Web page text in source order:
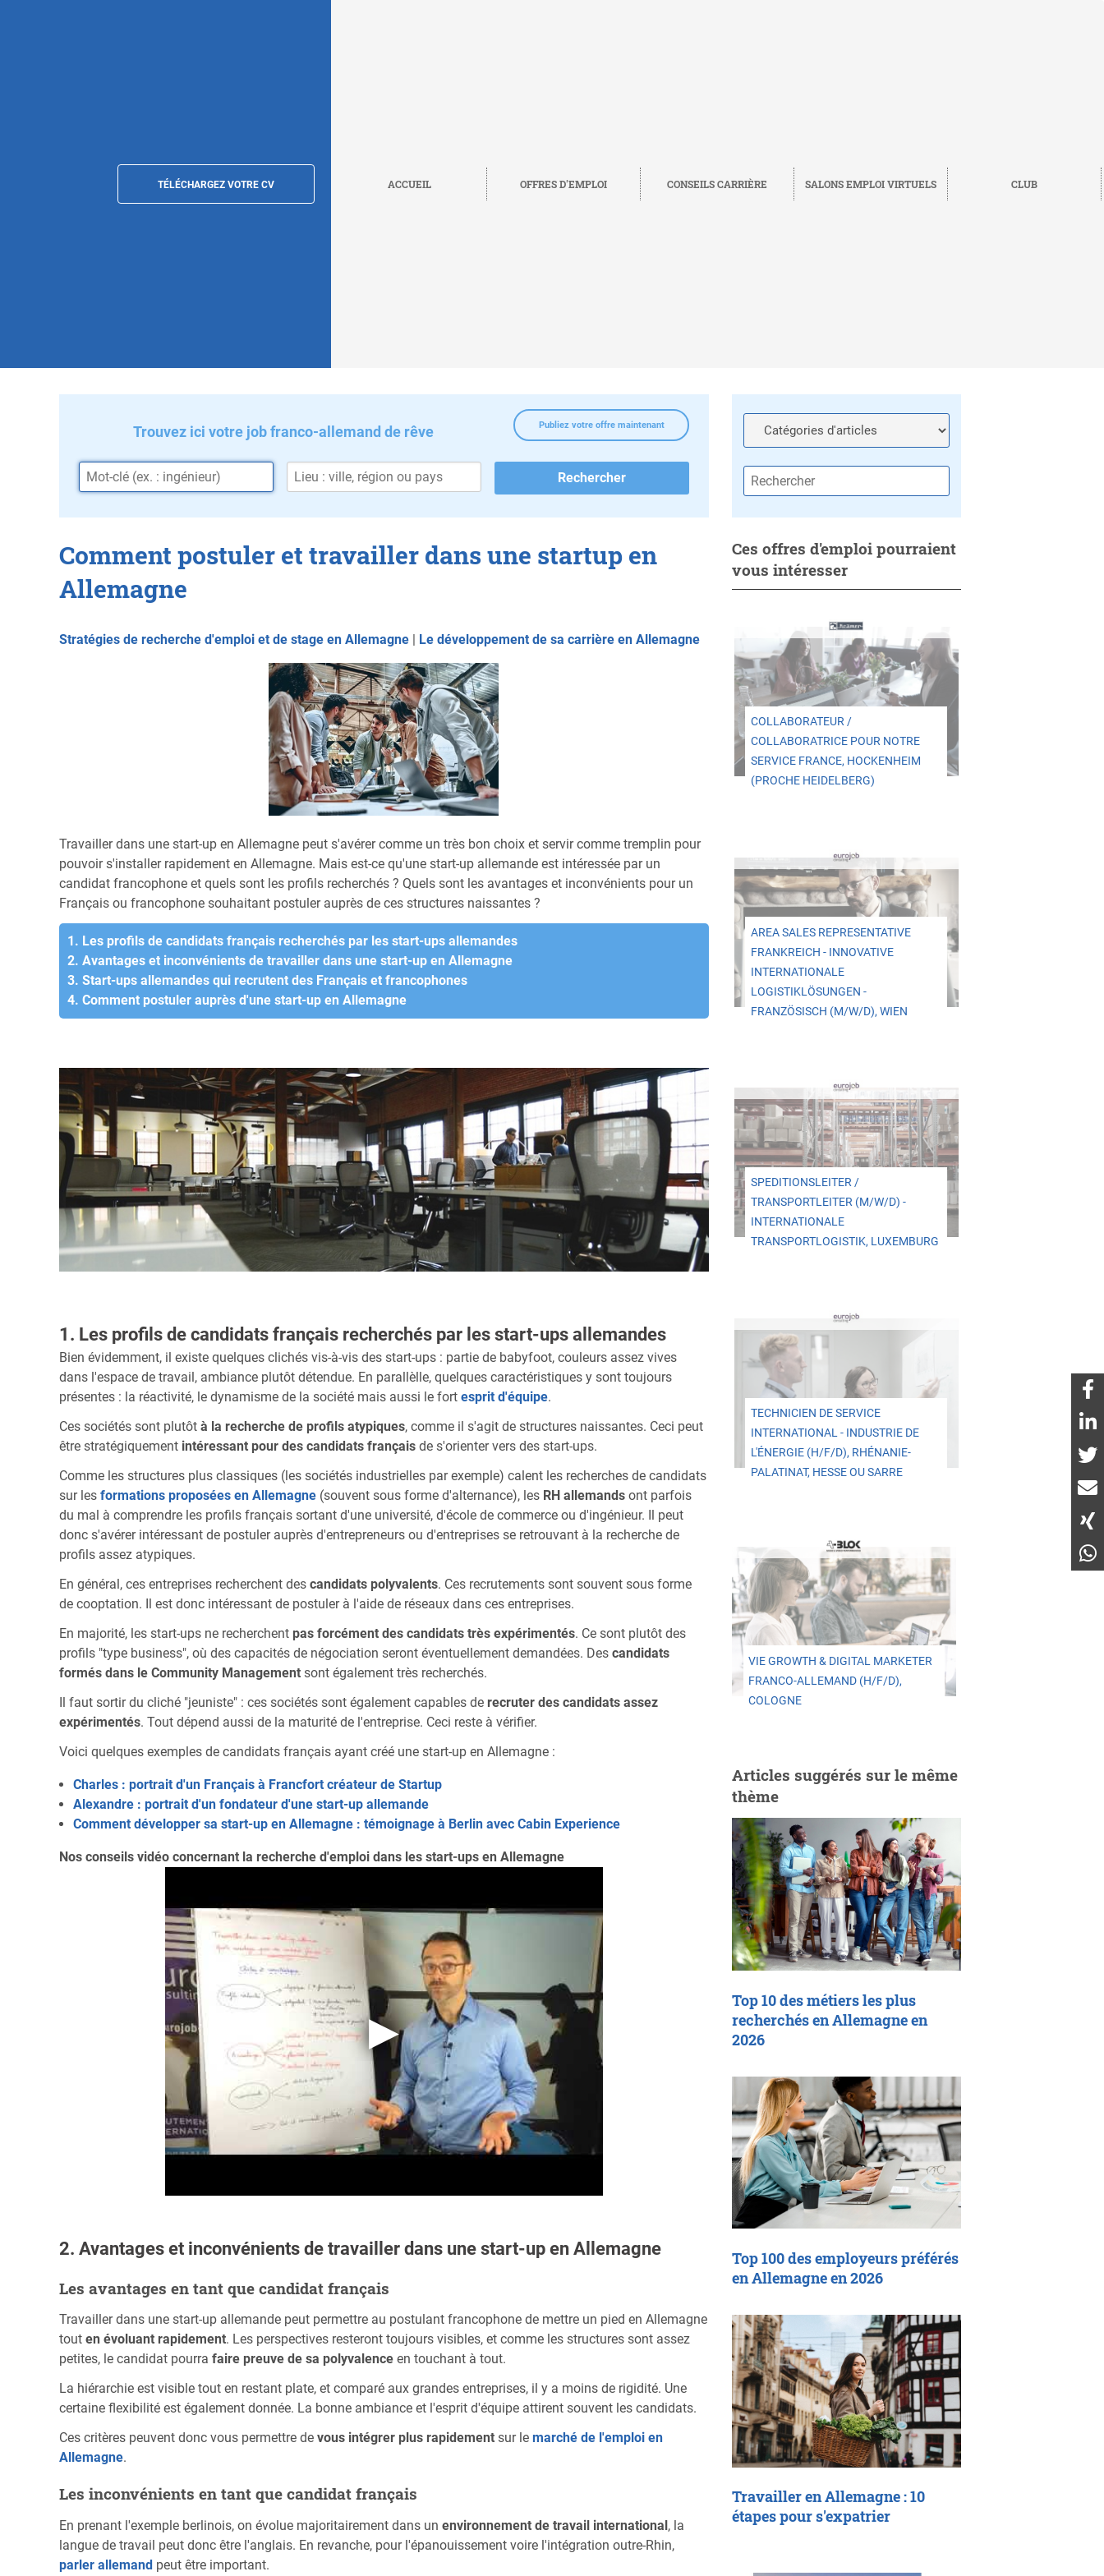
TÉLÉCHARGEZ VOTRE CV ACCUEIL OFFRES D'EMPLOI CONSEILS CARRIÈRE SALONS EMPLOI VIRTUELS CLUB
Publiez votre offre maintenant
Trouvez ici votre job franco-allemand de rêve
Comment postuler et travailler dans une startup en
Allemagne
Stratégies de recherche d'emploi et de stage en Allemagne | Le développement de sa carrière en Allemagne
Travailler dans une start-up en Allemagne peut s'avérer comme un très bon choix et servir comme tremplin pour
pouvoir s'installer rapidement en Allemagne. Mais est-ce qu'une start-up allemande est intéressée par un
candidat francophone et quels sont les profils recherchés ? Quels sont les avantages et inconvénients pour un
Français ou francophone souhaitant postuler auprès de ces structures naissantes ?
1. Les profils de candidats français recherchés par les start-ups allemandes
2. Avantages et inconvénients de travailler dans une start-up en Allemagne
3. Start-ups allemandes qui recrutent des Français et francophones
4. Comment postuler auprès d'une start-up en Allemagne
1. Les profils de candidats français recherchés par les start-ups allemandes
Bien évidemment, il existe quelques clichés vis-à-vis des start-ups : partie de babyfoot, couleurs assez vives
dans l'espace de travail, ambiance plutôt détendue. En parallèlle, quelques caractéristiques y sont toujours
présentes : la réactivité, le dynamisme de la société mais aussi le fort esprit d'équipe.
Ces sociétés sont plutôt à la recherche de profils atypiques, comme il s'agit de structures naissantes. Ceci peut
être stratégiquement intéressant pour des candidats français de s'orienter vers des start-ups.
Comme les structures plus classiques (les sociétés industrielles par exemple) calent les recherches de candidats
sur les formations proposées en Allemagne (souvent sous forme d'alternance), les RH allemands ont parfois
du mal à comprendre les profils français sortant d'une université, d'école de commerce ou d'ingénieur. Il peut
donc s'avérer intéressant de postuler auprès d'entrepreneurs ou d'entreprises se retrouvant à la recherche de
profils assez atypiques.
En général, ces entreprises recherchent des candidats polyvalents. Ces recrutements sont souvent sous forme
de cooptation. Il est donc intéressant de postuler à l'aide de réseaux dans ces entreprises.
En majorité, les start-ups ne recherchent pas forcément des candidats très expérimentés. Ce sont plutôt des
profils "type business", où des capacités de négociation seront éventuellement demandées. Des candidats
formés dans le Community Management sont également très recherchés.
Il faut sortir du cliché "jeuniste" : ces sociétés sont également capables de recruter des candidats assez
expérimentés. Tout dépend aussi de la maturité de l'entreprise. Ceci reste à vérifier.
Voici quelques exemples de candidats français ayant créé une start-up en Allemagne :
Charles : portrait d'un Français à Francfort créateur de Startup
Alexandre : portrait d'un fondateur d'une start-up allemande
Comment développer sa start-up en Allemagne : témoignage à Berlin avec Cabin Experience
Nos conseils vidéo concernant la recherche d'emploi dans les start-ups en Allemagne
2. Avantages et inconvénients de travailler dans une start-up en Allemagne
Les avantages en tant que candidat français
Travailler dans une start-up allemande peut permettre au postulant francophone de mettre un pied en Allemagne
tout en évoluant rapidement. Les perspectives resteront toujours visibles, et comme les structures sont assez
petites, le candidat pourra faire preuve de sa polyvalence en touchant à tout.
La hiérarchie est visible tout en restant plate, et comparé aux grandes entreprises, il y a moins de rigidité. Une
certaine flexibilité est également donnée. La bonne ambiance et l'esprit d'équipe attirent souvent les candidats.
Ces critères peuvent donc vous permettre de vous intégrer plus rapidement sur le marché de l'emploi en
Allemagne.
Les inconvénients en tant que candidat français
En prenant l'exemple berlinois, on évolue majoritairement dans un environnement de travail international, la
langue de travail peut donc être l'anglais. En revanche, pour l'épanouissement voire l'intégration outre-Rhin,
parler allemand peut être important.
Ces offres d'emploi pourraient
vous intéresser
COLLABORATEUR /
COLLABORATRICE POUR NOTRE
SERVICE FRANCE, HOCKENHEIM
(PROCHE HEIDELBERG)
AREA SALES REPRESENTATIVE
FRANKREICH - INNOVATIVE
INTERNATIONALE
LOGISTIKLÖSUNGEN -
FRANZÖSISCH (M/W/D), WIEN
SPEDITIONSLEITER /
TRANSPORTLEITER (M/W/D) -
INTERNATIONALE
TRANSPORTLOGISTIK, LUXEMBURG
TECHNICIEN DE SERVICE
INTERNATIONAL - INDUSTRIE DE
L'ÉNERGIE (H/F/D), RHÉNANIE-
PALATINAT, HESSE OU SARRE
VIE GROWTH & DIGITAL MARKETER
FRANCO-ALLEMAND (H/F/D),
COLOGNE
Articles suggérés sur le même
thème
Top 10 des métiers les plus
recherchés en Allemagne en
2026
Top 100 des employeurs préférés
en Allemagne en 2026
Travailler en Allemagne : 10
étapes pour s'expatrier